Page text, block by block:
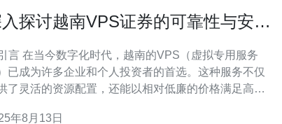
探讨越南VPS证券的可靠性与安全
越南的VPS（虚拟专用服务
已成为许多企业和个人投资者的首选。这种服务不仅
了灵活的资源配置，还能以相对低廉的价格满足高性
年8月13日